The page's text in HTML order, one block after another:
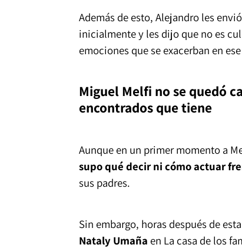
Además de esto, Alejandro les
inicialmente y les dijo que no es
emociones que se exacerban en
Miguel Melfi no se quedó
encontrados que tiene
Aunque en un primer momento a
supo qué decir ni cómo actuar
sus padres.
Sin embargo, horas después de
Nataly Umaña en La casa de los